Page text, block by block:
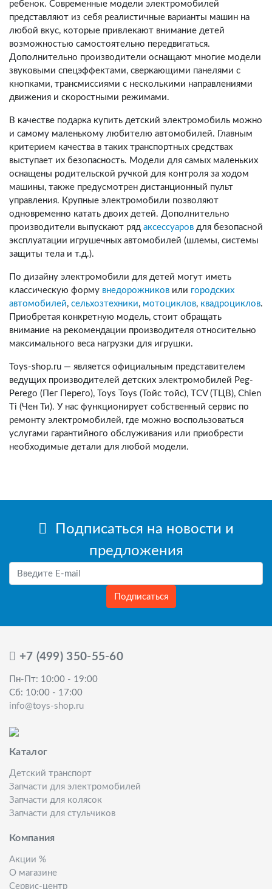
ребенок. Современные модели электромобилей
представляют из себя реалистичные варианты машин на
любой вкус, которые привлекают внимание детей
возможностью самостоятельно передвигаться.
Дополнительно производители оснащают многие модели
звуковыми спецэффектами, сверкающими панелями с
кнопками, трансмиссиями с несколькими направлениями
движения и скоростными режимами.
В качестве подарка купить детский электромобиль можно
и самому маленькому любителю автомобилей. Главным
критерием качества в таких транспортных средствах
выступает их безопасность. Модели для самых маленьких
оснащены родительской ручкой для контроля за ходом
машины, также предусмотрен дистанционный пульт
управления. Крупные электромобили позволяют
одновременно катать двоих детей. Дополнительно
производители выпускают ряд аксессуаров для безопасной
эксплуатации игрушечных автомобилей (шлемы, системы
защиты тела и т.д.).
По дизайну электромобили для детей могут иметь
классическую форму внедорожников или городских
автомобилей, сельхозтехники, мотоциклов, квадроциклов.
Приобретая конкретную модель, стоит обращать
внимание на рекомендации производителя относительно
максимального веса нагрузки для игрушки.
Toys-shop.ru — является официальным представителем
ведущих производителей детских электромобилей Peg-
Perego (Пег Перего), Toys Toys (Тойс тойс), TCV (ТЦВ), Chien
Ti (Чен Ти). У нас функционирует собственный сервис по
ремонту электромобилей, где можно воспользоваться
услугами гарантийного обслуживания или приобрести
необходимые детали для любой модели.
Подписаться на новости и
предложения
Подписаться
+7 (499) 350-55-60
Пн-Пт: 10:00 - 19:00
Сб: 10:00 - 17:00
info@toys-shop.ru
Каталог
Детский транспорт
Запчасти для электромобилей
Запчасти для колясок
Запчасти для стульчиков
Компания
Акции %
О магазине
Сервис-центр